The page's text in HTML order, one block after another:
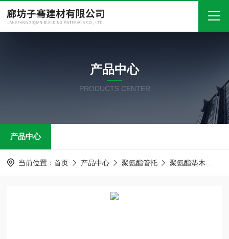
关于我们
产品中心
在线留言
产品中心
PRODUCTS CENTER
产品中心
当前位置： 首页 产品中心 聚氨酯管托 聚氨酯垫木